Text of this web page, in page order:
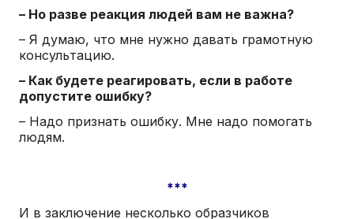
– Но разве реакция людей вам не важна?
– Я думаю, что мне нужно давать грамотную
консультацию.
– Как будете реагировать, если в работе
допустите ошибку?
– Надо признать ошибку. Мне надо помогать
людям.
***
И в заключение несколько образчиков